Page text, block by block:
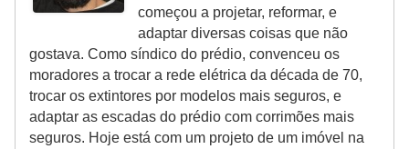
começou a projetar, reformar, e
adaptar diversas coisas que não
gostava. Como síndico do prédio, convenceu os
moradores a trocar a rede elétrica da década de 70,
trocar os extintores por modelos mais seguros, e
adaptar as escadas do prédio com corrimões mais
seguros. Hoje está com um projeto de um imóvel na